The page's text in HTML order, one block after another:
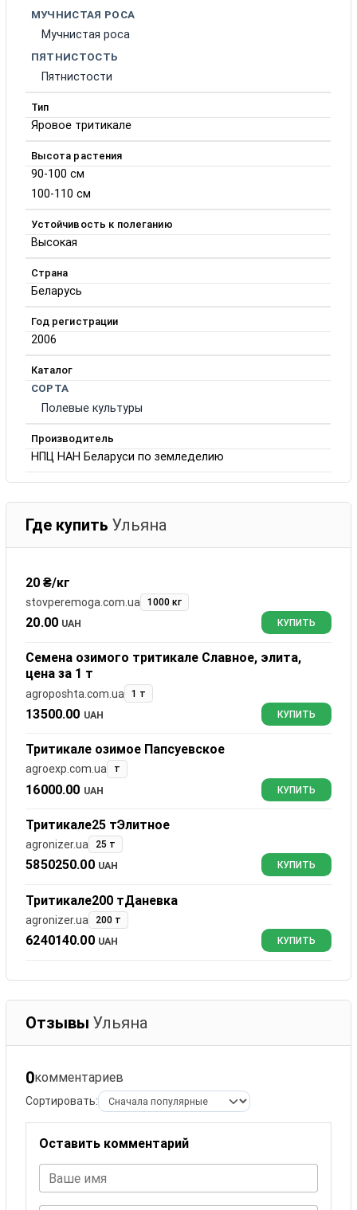
МУЧНИСТАЯ РОСА
Мучнистая роса
ПЯТНИСТОСТЬ
Пятнистости
Тип
Яровое тритикале
Высота растения
90-100 см
100-110 см
Устойчивость к полеганию
Высокая
Страна
Беларусь
Год регистрации
2006
Каталог
СОРТА
Полевые культуры
Производитель
НПЦ НАН Беларуси по земледелию
Где купить Ульяна
20 ₴/кг
stovperemoga.com.ua 1000 кг
20.00 UAH КУПИТЬ
Семена озимого тритикале Славное, элита,
цена за 1 т
agroposhta.com.ua 1 т
13500.00 UAH КУПИТЬ
Тритикале озимое Папсуевское
agroexp.com.ua т
16000.00 UAH КУПИТЬ
Тритикале25 тЭлитное
agronizer.ua 25 т
5850250.00 UAH КУПИТЬ
Тритикале200 тДаневка
agronizer.ua 200 т
6240140.00 UAH КУПИТЬ
Отзывы Ульяна
0комментариев
Сортировать:
Оставить комментарий
Ваше имя